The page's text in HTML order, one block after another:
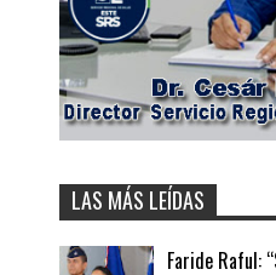
LAS MÁS LEÍDAS
Faride Raful: